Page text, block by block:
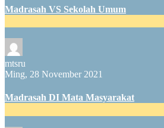
Madrasah VS Sekolah Umum
mtsru
Ming, 28 November 2021
Madrasah DI Mata Masyarakat